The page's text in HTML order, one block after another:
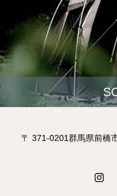
〒 371-0201群馬県前橋